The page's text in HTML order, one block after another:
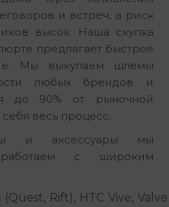
и встреч, а риск
высок. Наша скупка
предлагает быстрое
Мы выкупаем шлемы
любых брендов и
до 90% от рыночной
весь процесс.
и аксессуары мы
с широким
Rift), HTC Vive, Valve